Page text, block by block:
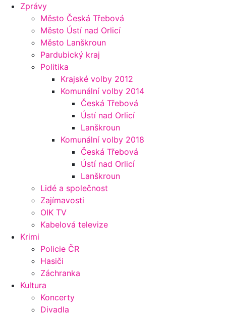
Zprávy
Město Česká Třebová
Město Ústí nad Orlicí
Město Lanškroun
Pardubický kraj
Politika
Krajské volby 2012
Komunální volby 2014
Česká Třebová
Ústí nad Orlicí
Lanškroun
Komunální volby 2018
Česká Třebová
Ústí nad Orlicí
Lanškroun
Lidé a společnost
Zajímavosti
OIK TV
Kabelová televize
Krimi
Policie ČR
Hasiči
Záchranka
Kultura
Koncerty
Divadla